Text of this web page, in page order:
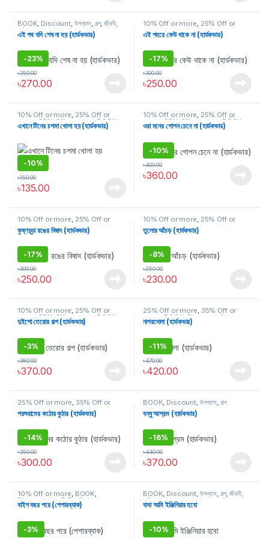
BOOK, Discount, উপন্যাস, গল্প,জীবনী,
স্মৃতিচারণ ও সাক্ষাৎকার
এই পথ যদি শেষ না হয় (হার্ডকভার)
-23%
৳270.00
৳350.00
10% Off or more, 25% Off or
more 35% Off or more ,BOOK
Discount,উপন্যাস, গল্প,জীবনী, স্মৃতিচারণ ও
এই শহরে কেউ থাকে না (হার্ডকভার)
-17%
৳250.00
৳300.00
10% Off or more, 25% Off or
more, 35% Off or more, BOOK
Discount ,উপন্যাস,গল্প
এখানে টিনের চশমা খোলা হয় (হার্ডকভার)
-10%
৳135.00
৳150.00
10% Off or more, 25% Off or
more 35% Off or more , BOOK
Discount,উপন্যাস,গল্প
ওরা মনের গোপন চেনে না (হার্ডকভার)
-10%
৳360.00
৳400.00
10% Off or more, 25% Off or
more, BOOK, Discount উপন্যাস
জীবনী, স্মৃতিচারণ ও সাক্ষাৎকার
কৃষ্ণচূড়া রঙের বিষাদ (হার্ডকভার)
-17%
৳250.00
৳300.00
10% Off or more, 25% Off or
more ,35% Off or more
Discount ,উপন্যাস,গল্প
তুলোর আঁচড় (হার্ডকভার)
-8%
৳230.00
৳250.00
10% Off or more, 25% Off or
more 35% Off or more BOOK
Discount, উপন্যাস,গল্প
দুইশো তেরোর গল্প (হার্ডকভার)
-3%
৳370.00
৳380.00
25% Off or more, 35% Off or
more ,BOOK ,Discount উপন্যাস
নাগরদোলা (হার্ডকভার)
-11%
৳420.00
৳470.00
25% Off or more, 35% Off or
more BOOK ,Discount ,উপন্যাস
জীবনী, স্মৃতিচারণ ও সাক্ষাৎকার,নাটকের বই
পরশুরামের কঠোর কুঠার (হার্ডকভার)
-14%
৳300.00
৳350.00
BOOK, Discount, উপন্যাস, গল্প
বন্ধু আশ্রম (হার্ডকভার)
-16%
৳370.00
৳440.00
10% Off or more, BOOK,
Discount গল্প জীবনী, স্মৃতিচারণ ও সাক্ষাৎকার
বাইশ বছর পরে (পেপারব্যাক)
-3%
BOOK, Discount, উপন্যাস, গল্প,জীবনী,
স্মৃতিচারণ ও সাক্ষাৎকার প্রফেশনাল, জার্নাল ও
রেফারেন্স
বাবা আমি ইঞ্জিনিয়ার হবো
-10%